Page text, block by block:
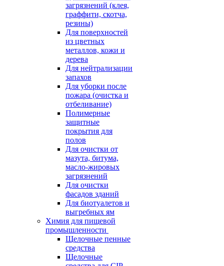
загрязнений (клея,
граффити, скотча,
резины)
Для поверхностей
из цветных
металлов, кожи и
дерева
Для нейтрализации
запахов
Для уборки после
пожара (очистка и
отбеливание)
Полимерные
защитные
покрытия для
полов
Для очистки от
мазута, битума,
масло-жировых
загрязнений
Для очистки
фасадов зданий
Для биотуалетов и
выгребных ям
Химия для пищевой
промышленности
Щелочные пенные
средства
Щелочные